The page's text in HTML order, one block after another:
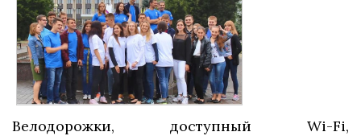
Велодорожки, доступный Wi-Fi,